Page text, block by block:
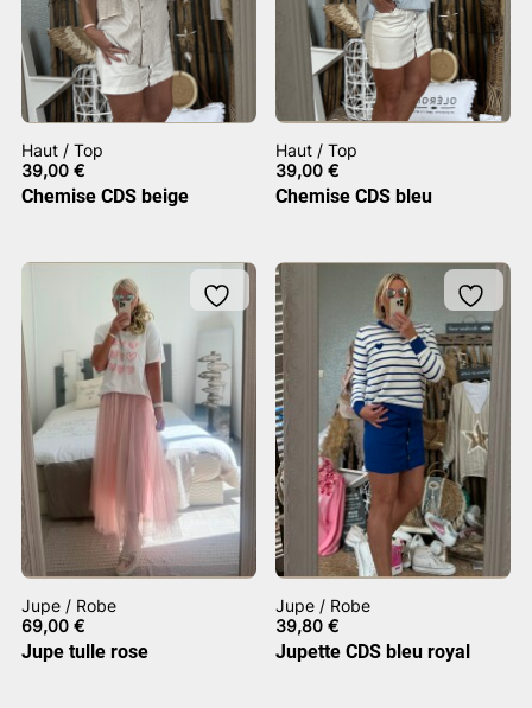
Haut / Top
39,00 €
Chemise CDS beige
Haut / Top
39,00€
Chemise CDS bleu
Jupe / Robe
69,00 €
Jupe tulle rose
Jupe / Robe
39,80€
Jupette CDS bleu royal